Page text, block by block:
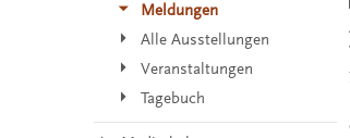
Meldungen
Alle Ausstellungen
Veranstaltungen
Tagebuch